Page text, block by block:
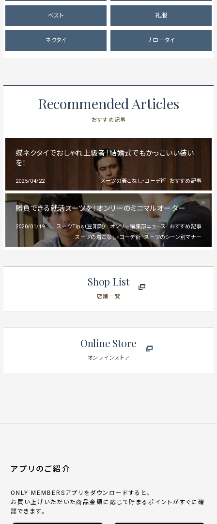
ベスト 礼服
ネクタイ ナロータイ
Recommended Articles
おすすめ記事
蝶ネクタイでおしゃれ上級者！結婚式でもかっこいい装い
を！
2025/04/22 おすすめ記事
スーツの着こなし・コーデ術
勝負できる就活スーツを！オンリーのミニマルオーダー
2020/01/19 おすすめ記事
オンリー編集部ニュース
スーツTips（豆知識）
スーツのシーン別マナー
スーツの着こなし・コーデ術
Shop List
店舗一覧
Online Store
オンラインストア
アプリのご紹介
ONLY MEMBERSアプリをダウンロードすると、
お買い上げいただいた商品金額に応じて貯まるポイントがすぐに確
認できます。